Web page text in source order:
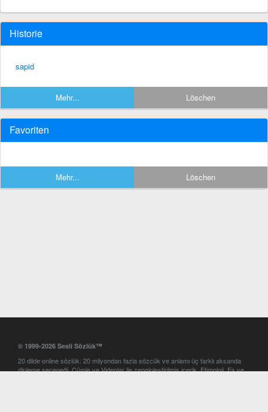
Historie
sapid
Mehr... Löschen
Favoriten
Mehr... Löschen
© 1999-2026 Sesli Sözlük™
20 dilde online sözlük. 20 milyondan fazla sözcük ve anlamı üç farklı aksanda
dinleme seçeneği. Cümle ve Videolar ile zenginleştirilmiş içerik. Etimoloji, Eş ve